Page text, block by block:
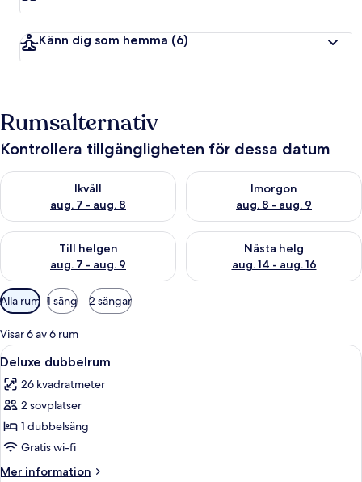
Känn dig som hemma (6)
Rumsalternativ
Kontrollera tillgängligheten för dessa datum
Ikväll
aug. 7 - aug. 8
Kontrollera tillgängligheten för ikväll aug. 7 - aug. 8
Imorgon
aug. 8 - aug. 9
Kontrollera tillgängligheten
Till helgen
aug. 7 - aug. 9
Kontrollera tillgängligheten för den här helgen aug. 7 - aug. 9
Nästa helg
aug. 14 - aug. 16
Kontrollera tillgängligheten
Tillgängliga
filter
för
rum
Alla rum 1 säng 2 sängar
Visar 6 av 6 rum
Öppna
alla
foton
för
Deluxe
dubbelrum
Ett hotellrum med en säng, ett
9
Deluxe dubbelrum
26 kvadratmeter
2 sovplatser
1 dubbelsäng
Gratis wi-fi
Mer information
Mer